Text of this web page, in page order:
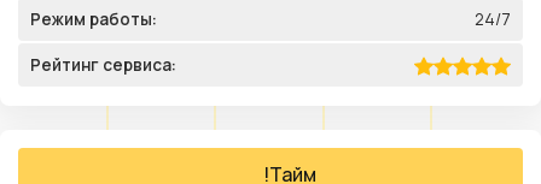
Режим работы: 24/7
Рейтинг сервиса:
!Тайм